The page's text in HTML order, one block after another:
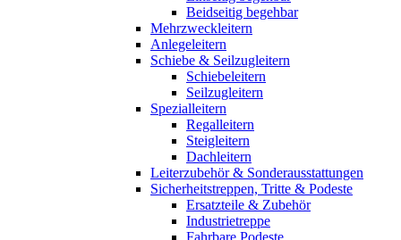
Beidseitig begehbar
Mehrzweckleitern
Anlegeleitern
Schiebe & Seilzugleitern
Schiebeleitern
Seilzugleitern
Spezialleitern
Regalleitern
Steigleitern
Dachleitern
Leiterzubehör & Sonderausstattungen
Sicherheitstreppen, Tritte & Podeste
Ersatzteile & Zubehör
Industrietreppe
Fahrbare Podeste